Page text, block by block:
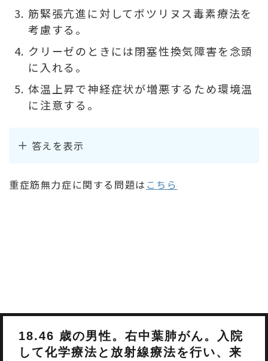
筋緊張亢進に対してボツリヌス毒素療法を
考慮する。
クリーゼのときには閉塞性換気障害を念頭
に入れる。
体温上昇で神経症状が増悪するため環境温
に注意する。
答えを表示
重症筋無力症に関する問題は こちら
18.46 歳の男性。右中葉肺がん。入院
して化学療法と放射線療法を行い、来